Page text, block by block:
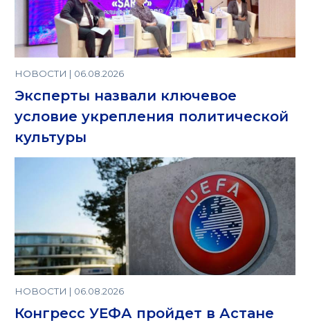
НОВОСТИ | 06.08.2026
Эксперты назвали ключевое
условие укрепления политической
культуры
НОВОСТИ | 06.08.2026
Конгресс УЕФА пройдет в Астане